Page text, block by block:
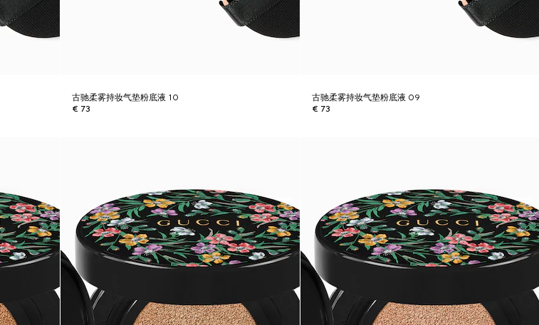
古驰柔雾持妆气垫粉底液 10
€ 73
古驰柔雾持妆气垫粉底液 09
€ 73